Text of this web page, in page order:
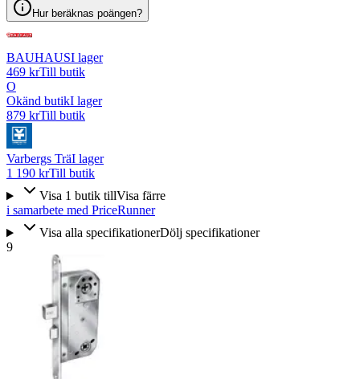
Hur beräknas poängen?
BAUHAUSI lager
469 krTill butik
O
Okänd butikI lager
879 krTill butik
Varbergs TräI lager
1 190 krTill butik
Visa 1 butik tillVisa färre
i samarbete med PriceRunner
Visa alla specifikationerDölj specifikationer
9